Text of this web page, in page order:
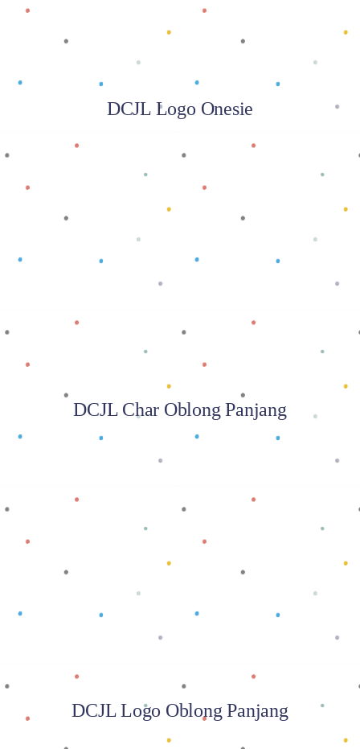
DCJL Logo Onesie
Baca selengkapnya
DCJL Char Oblong Panjang
Baca selengkapnya
DCJL Logo Oblong Panjang